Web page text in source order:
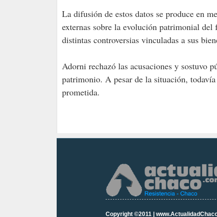
La difusión de estos datos se produce en
externas sobre la evolución patrimonial
distintas controversias vinculadas a sus
Adorni rechazó las acusaciones y sostuvo
patrimonio. A pesar de la situación,
prometida.
Copyright ©2011 |